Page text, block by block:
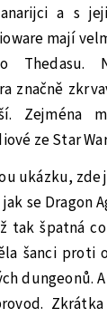
a s
mají
značně
Zejména
ze Star
ukázku, zde
se Dragon
tak špatná
šanci proti
dungeonů.